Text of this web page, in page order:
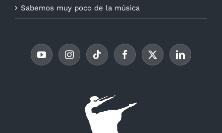
Sabemos muy poco de la música